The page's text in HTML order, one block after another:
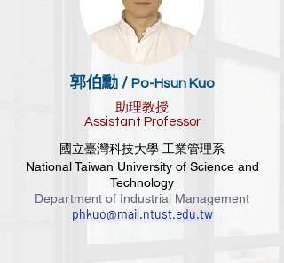
郭伯勳 / Po-Hsun Kuo
助理教授
Assistant Professor
國立臺灣科技大學 工業管理系
National Taiwan University of Science and
Technology
Department of Industrial Management
phkuo@mail.ntust.edu.tw